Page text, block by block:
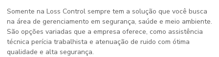
Somente na Loss Control sempre tem a solução que você busca
na área de gerenciamento em segurança, saúde e meio ambiente.
São opções variadas que a empresa oferece, como assistência
técnica perícia trabalhista e atenuação de ruido com ótima
qualidade e alta segurança.